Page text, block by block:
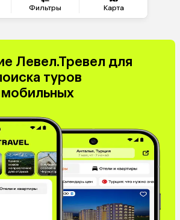
Фильтры Карта
Левел.Тревел для
туров